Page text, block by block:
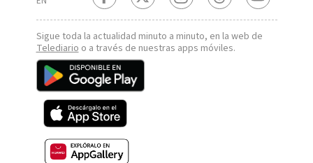
Sigue toda la actualidad minuto a minuto, en la web de
Telediario o a través de nuestras apps móviles.